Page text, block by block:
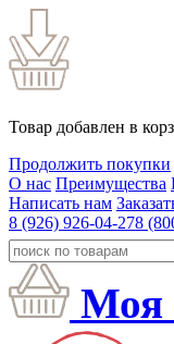
Товар добавлен в
Продолжить покупки
О нас Преимущества
Написать нам
8 (926) 926-04-278
Моя